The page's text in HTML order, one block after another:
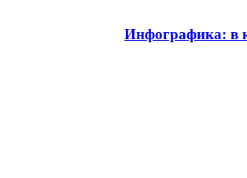
Инфографика: в